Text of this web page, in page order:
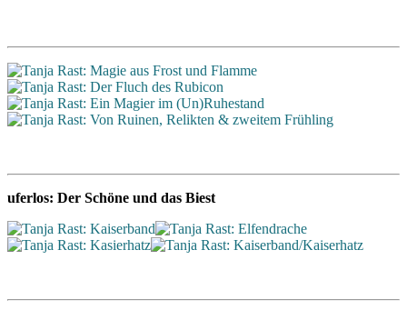
uferlos: Der Schöne und das Biest